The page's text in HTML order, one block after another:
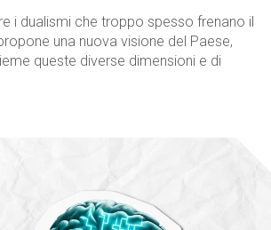
i dualismi che troppo spesso frenano il
una nuova visione del Paese,
queste diverse dimensioni e di